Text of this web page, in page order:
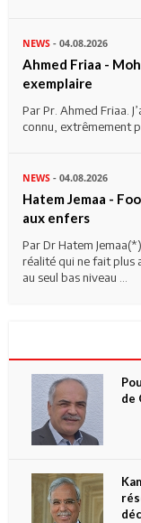
NEWS - 04.08.2026
Ahmed Friaa -
exemplaire
Par Pr. Ahmed Friaa.
connu, extrêmement
NEWS - 04.08.2026
Hatem Jemaa -
aux enfers
Par Dr Hatem
réalité qui ne fait plus
au seul bas niveau ...
de